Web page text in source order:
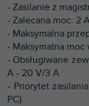
- Zasilanie z
- Zalecana moc: 2
- Maksymalna
- Maksymalna moc
- Obsługiwane
A - 20 V/3 A
- Priorytet
PC)